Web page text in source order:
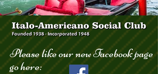
góndola_123.jpg
Please like our new Facebook page
go here: